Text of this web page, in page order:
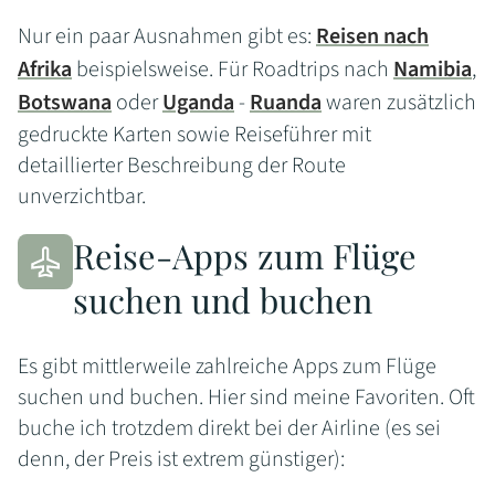
Nur ein paar Ausnahmen gibt es:Reisen nach
Afrikabeispielsweise. Für Roadtrips nach Namibia,
BotswanaoderUganda-Ruandawaren zusätzlich
gedruckte Karten sowie Reiseführer mit
detaillierter Beschreibung der Route
unverzichtbar.
Reise-Apps zum Flüge
suchen und buchen
Es gibt mittlerweile zahlreiche Apps zum Flüge
suchen und buchen. Hier sind meine Favoriten. Oft
buche ich trotzdem direkt bei der Airline (es sei
denn, der Preis ist extrem günstiger):